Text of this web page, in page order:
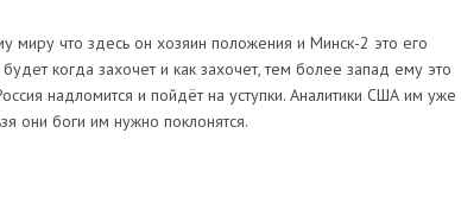
миру что здесь он хозяин положения и Минск-2 это его
когда захочет и как захочет, тем более запад ему это
надломится и пойдёт на уступки. Аналитики США им уже
они боги им нужно поклонятся.